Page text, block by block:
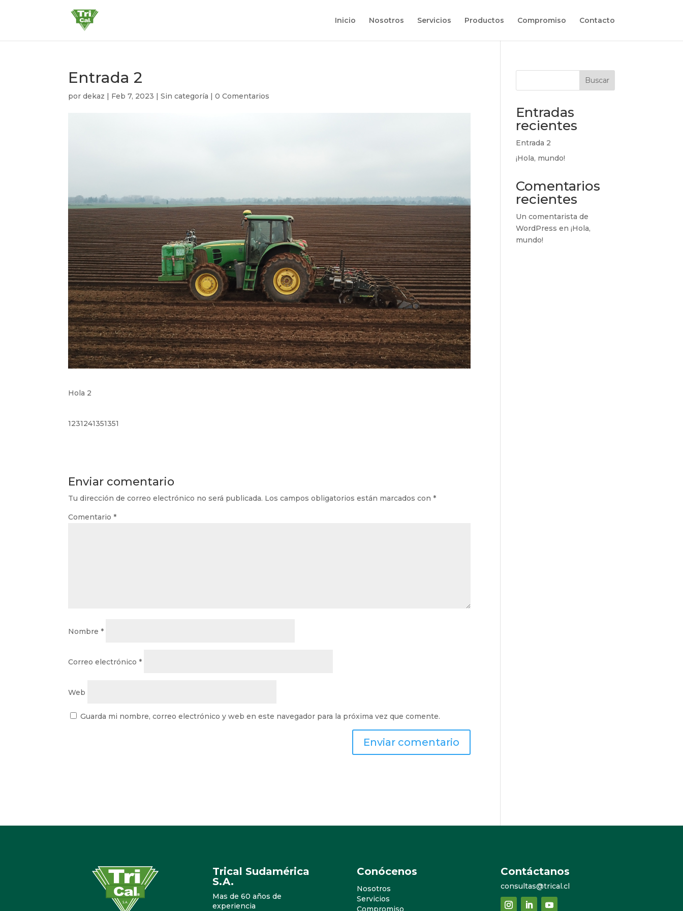
Inicio Nosotros Servicios Productos Compromiso Contacto
Entrada 2
pordekaz | Feb 7, 2023 |Sin categoría |0 Comentarios
Hola 2
1231241351351
Enviar comentario
Tu dirección de correo electrónico no será publicada. Los campos obligatorios están marcados con*
Comentario*
Nombre*
Correo electrónico*
Web
Guarda mi nombre, correo electrónico y web en este navegador para la próxima vez que comente.
Buscar
Entradas
recientes
Entrada 2
¡Hola, mundo!
Comentarios
recientes
Un comentarista de
WordPress en¡Hola,
mundo!
Trical Sudamérica
S.A.
Mas de 60 años de
experiencia
Conócenos
Nosotros
Servicios
Compromiso
Contáctanos
consultas@trical.cl